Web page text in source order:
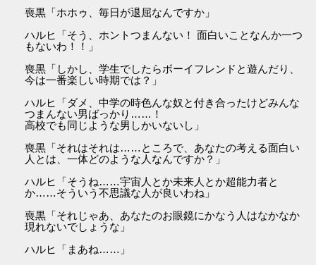
喪黒「ホホゥ、毎日が退屈なんですか」
ハルヒ「そう、ホントつまんない！ 面白いことなんか一つ
もないわ！！」
喪黒「しかし、学生でしたらボーイフレンドと遊んだり、
今は一番楽しい時期では？」
ハルヒ「ダメ、中学の時色んな奴と付き合ったけどみんな
つまんない男ばっかり……！
高校でも同じような男しかいないし」
喪黒「それはそれは……ところで、あなたの考える面白い
人とは、一体どのような人なんですか？」
ハルヒ「そうね……宇宙人とか未来人とか超能力者と
か……そういう不思議な人が良いわね」
喪黒「それじゃあ、あなたのお眼鏡にかなう人はなかなか
現れないでしょうな」
ハルヒ「まあね……」